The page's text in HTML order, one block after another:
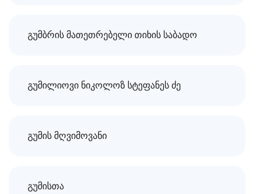
გუმბრის მათეთრებელი თიხის საბადო
გუმილიოვი ნიკოლოზ სტეფანეს ძე
გუმის მღვიმოვანი
გუმისთა